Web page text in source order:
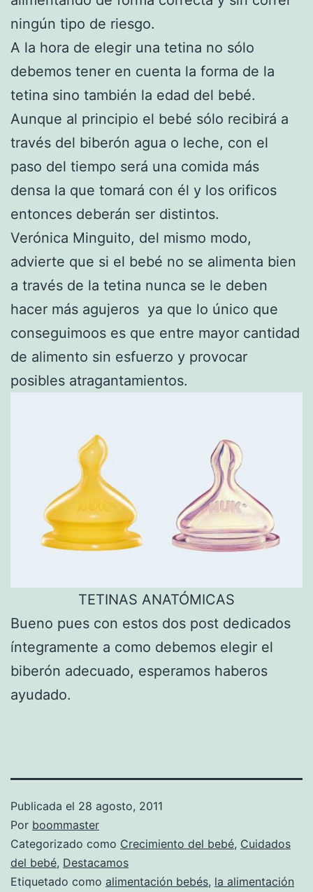
ningún tipo de riesgo.
A la hora de elegir una tetina no sólo
debemos tener en cuenta la forma de la
tetina sino también la edad del bebé.
Aunque al principio el bebé sólo recibirá a
través del biberón agua o leche, con el
paso del tiempo será una comida más
densa la que tomará con él y los orificos
entonces deberán ser distintos.
Verónica Minguito, del mismo modo,
advierte que si el bebé no se alimenta bien
a través de la tetina nunca se le deben
hacer más agujeros ya que lo único que
conseguimoos es que entre mayor cantidad
de alimento sin esfuerzo y provocar
posibles atragantamientos.
TETINAS ANATÓMICAS
Bueno pues con estos dos post dedicados
íntegramente a como debemos elegir el
biberón adecuado, esperamos haberos
ayudado.
Publicada el 28 agosto, 2011
Por boommaster
Categorizado como Crecimiento del bebé, Cuidados
del bebé, Destacamos
Etiquetado como alimentación bebés, la alimentación